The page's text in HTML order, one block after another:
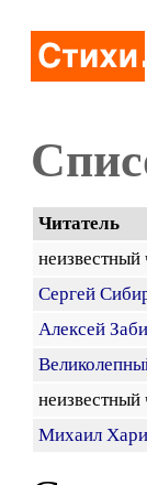
Читатель
неизвестный
Сергей
Алексей
неизвестный
Михаил